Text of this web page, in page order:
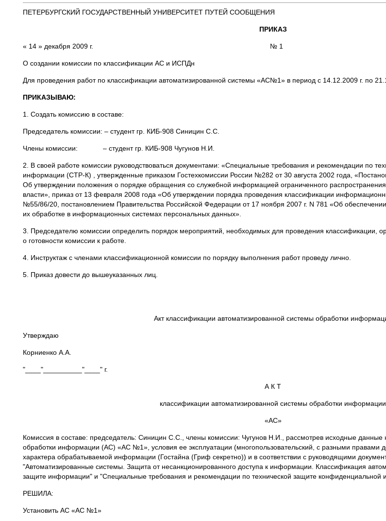
ПЕТЕРБУРГСКИЙ ГОСУДАРСТВЕННЫЙ УНИВЕРСИТЕТ ПУТЕЙ СООБЩЕНИЯ
ПРИКАЗ
« 14 » декабря 2009 г. № 1
О создании комиссии по классификации АС и ИСПДн
Для проведения работ по классификации автоматизированной системы «АС№1» в период с 14.12.2009 г. по
ПРИКАЗЫВАЮ:
1. Создать комиссию в составе:
Председатель комиссии: – студент гр. КИБ-908 Синицин С.С.
Члены комиссии: – студент гр. КИБ-908 Чугунов Н.И.
2. В своей работе комиссии руководствоваться документами: «Специальные требования и рекомендации по
информации (СТР-К) , утвержденные приказом Гостехкомиссии России №282 от 30 августа 2002 года,
Об утверждении положения о порядке обращения со служебной информацией ограниченного
власти», приказ от 13 февраля 2008 года «Об утверждении порядка проведения классификации
№55/86/20, постановлением Правительства Российской Федерации от 17 ноября 2007 г. N 781 «Об
их обработке в информационных системах персональных данных».
3. Председателю комиссии определить порядок мероприятий, необходимых для проведения классификации,
о готовности комиссии к работе.
4. Инструктаж с членами классификационной комиссии по порядку выполнения работ проведу лично.
5. Приказ довести до вышеуказанных лиц.
Акт классификации автоматизированной системы обработки
Утверждаю
Корниенко А.А.
"____"__________"____" г.
А К Т
классификации автоматизированной системы обработки информации
«АС»
Комиссия в составе: председатель: Синицин С.С., члены комиссии: Чугунов Н.И., рассмотрев исходные данные
обработки информации (АС) «АС №1», условия ее эксплуатации (многопользовательский, с разными правами
характера обрабатываемой информации (Гостайна (Гриф секретно)) и в соответствии с руководящими
"Автоматизированные системы. Защита от несанкционированного доступа к информации. Классификация
защите информации" и "Специальные требования и рекомендации по технической защите
РЕШИЛА:
Установить АС «АС №1»